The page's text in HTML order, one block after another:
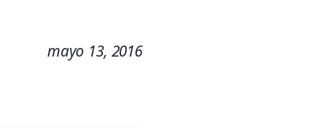
mayo 13, 2016